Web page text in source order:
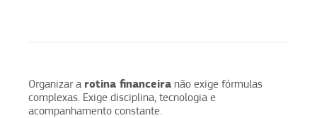
Organizar a rotina financeira não exige fórmulas
complexas. Exige disciplina, tecnologia e
acompanhamento constante.